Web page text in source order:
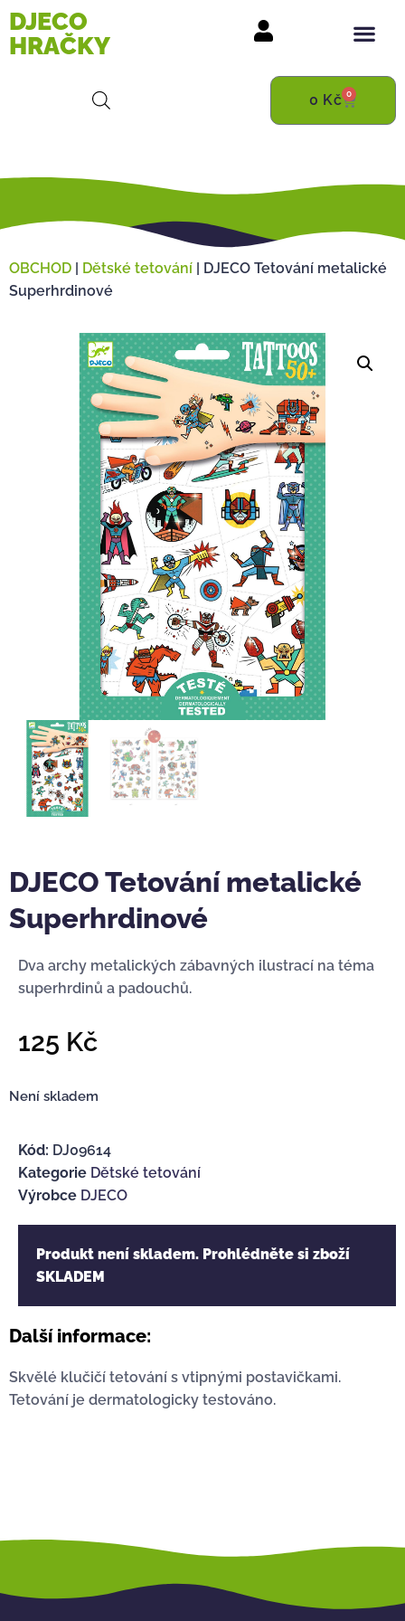
DJECO
HRAČKY
0 Kč 0
OBCHOD | Dětské tetování | DJECO Tetování metalické
Superhrdinové
DJECO Tetování metalické
Superhrdinové
Dva archy metalických zábavných ilustrací na téma
superhrdinů a padouchů.
125 Kč
Není skladem
Kód: DJ09614
Kategorie Dětské tetování
Výrobce DJECO
Produkt není skladem. Prohlédněte si zboží
SKLADEM
Další informace:
Skvělé klučičí tetování s vtipnými postavičkami.
Tetování je dermatologicky testováno.